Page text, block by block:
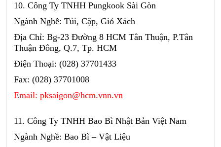
10. Công Ty TNHH Pungkook Sài Gòn
Ngành Nghề: Túi, Cặp, Giỏ Xách
Địa Chỉ: Bg-23 Đường 8 HCM Tân Thuận, P.Tân
Thuận Đông, Q.7, Tp. HCM
Điện Thoại: (028) 37701433
Fax: (028) 37701008
Email: pksaigon@hcm.vnn.vn
11. Công Ty TNHH Bao Bì Nhật Bản Việt Nam
Ngành Nghề: Bao Bì – Vật Liệu